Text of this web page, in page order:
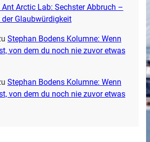
Arctic Lab: Sechster Abbruch –
Glaubwürdigkeit
Stephan Bodens Kolumne: Wenn
von dem du noch nie zuvor etwas
Stephan Bodens Kolumne: Wenn
von dem du noch nie zuvor etwas